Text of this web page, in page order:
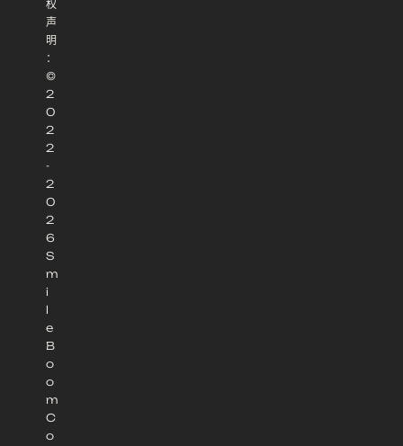
权
声
明
：
©
2
0
2
2
-
2
0
2
6
S
m
i
l
e
B
o
o
m
C
o